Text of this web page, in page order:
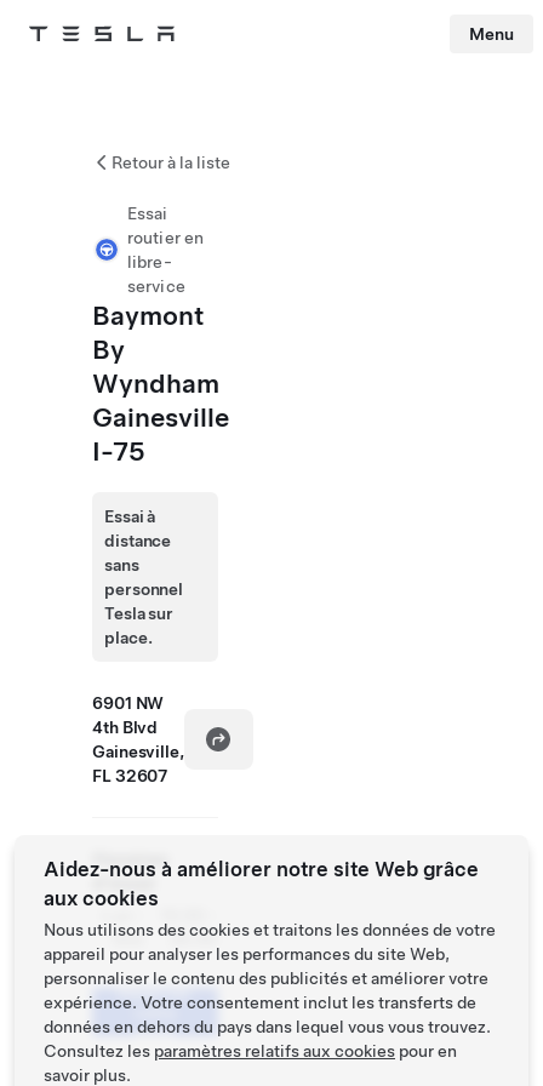
Tesla Menu
Retour à la liste
Essai
routier en
libre-
service
Baymont
By
Wyndham
Gainesville
I-75
Essai à
distance
sans
personnel
Tesla sur
place.
6901 NW
4th Blvd
Gainesville,
FL 32607
Horaires
d'essai
Dim
20:30
Réserver
votre
essai
Aidez-nous à améliorer notre site Web grâce
aux cookies
Nous utilisons des cookies et traitons les données de votre
appareil pour analyser les performances du site Web,
personnaliser le contenu des publicités et améliorer votre
expérience. Votre consentement inclut les transferts de
données en dehors du pays dans lequel vous vous trouvez.
Consultez les paramètres relatifs aux cookies pour en
savoir plus.